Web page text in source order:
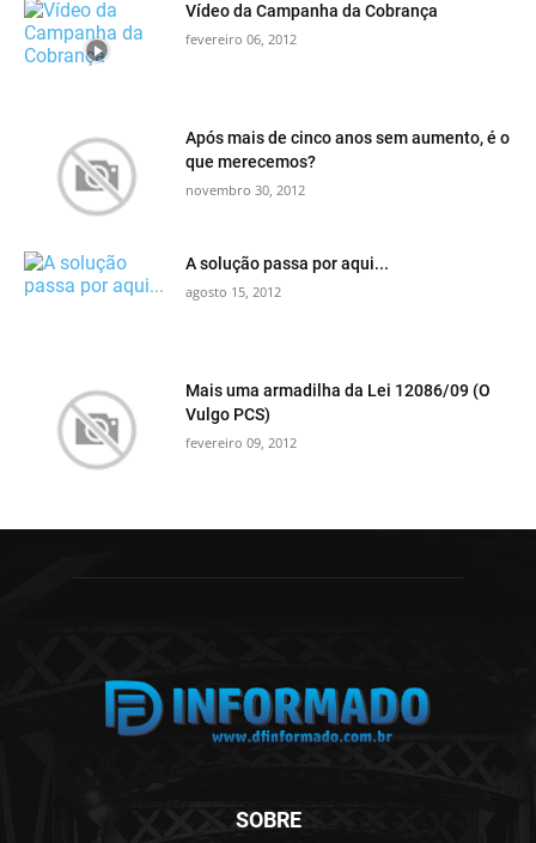
Vídeo da Campanha da Cobrança
fevereiro 06, 2012
Após mais de cinco anos sem aumento, é o
que merecemos?
novembro 30, 2012
A solução passa por aqui...
agosto 15, 2012
Mais uma armadilha da Lei 12086/09 (O
Vulgo PCS)
fevereiro 09, 2012
SOBRE